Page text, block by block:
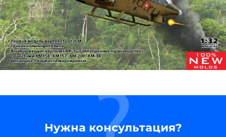
Нужна консультация?